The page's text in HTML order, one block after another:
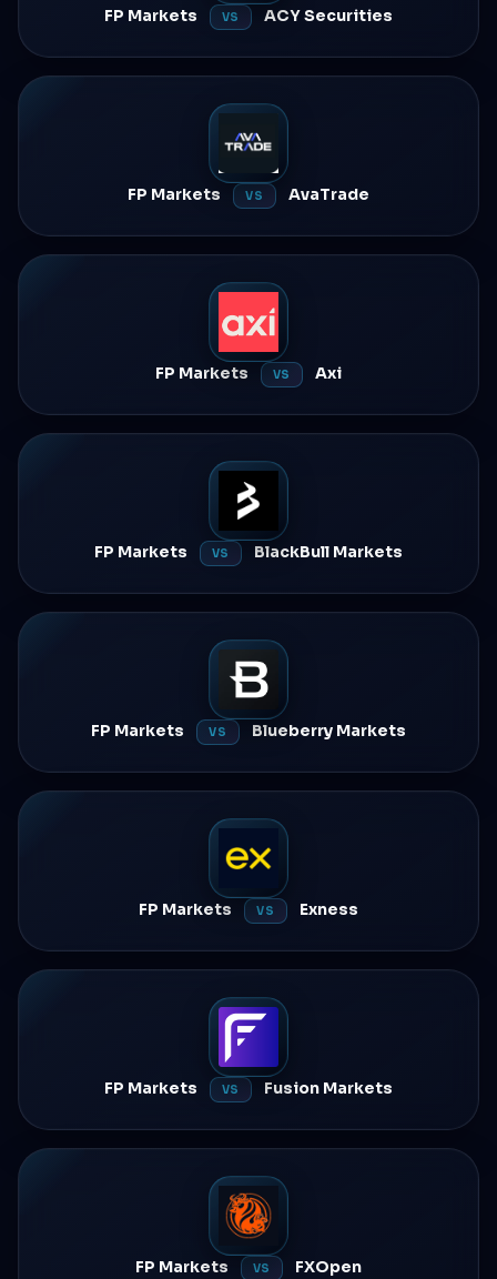
FP Markets VS ACY Securities
FP Markets VS AvaTrade
FP Markets VS Axi
FP Markets VS BlackBull Markets
FP Markets VS Blueberry Markets
FP Markets VS Exness
FP Markets VS Fusion Markets
FP Markets VS FXOpen